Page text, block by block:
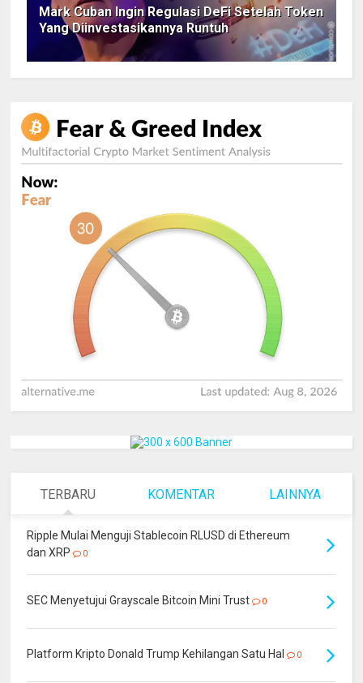
Mark Cuban Ingin Regulasi DeFi Setelah Token
Yang Diinvestasikannya Runtuh
TERBARU KOMENTAR LAINNYA
Ripple Mulai Menguji Stablecoin RLUSD di Ethereum
dan XRP
0
SEC Menyetujui Grayscale Bitcoin Mini Trust 0
Platform Kripto Donald Trump Kehilangan Satu Hal 0